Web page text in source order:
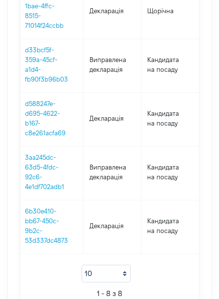
1bae-4ffc-
8515-
71014f24ccbb
Декларація Щорічна
d33bcf5f-
359a-45cf-
a1d4-
fb90f3b96b03
Виправлена
декларація
Кандидата
на посаду
d588247e-
d695-4622-
b167-
c8e261acfa69
Декларація
Кандидата
на посаду
3aa245dc-
63d5-4fdc-
92c6-
4e1df702adb1
Виправлена
декларація
Кандидата
на посаду
6b30e410-
bb67-450c-
9b2c-
53d337dc4873
Декларація
Кандидата
на посаду
1 - 8 з 8